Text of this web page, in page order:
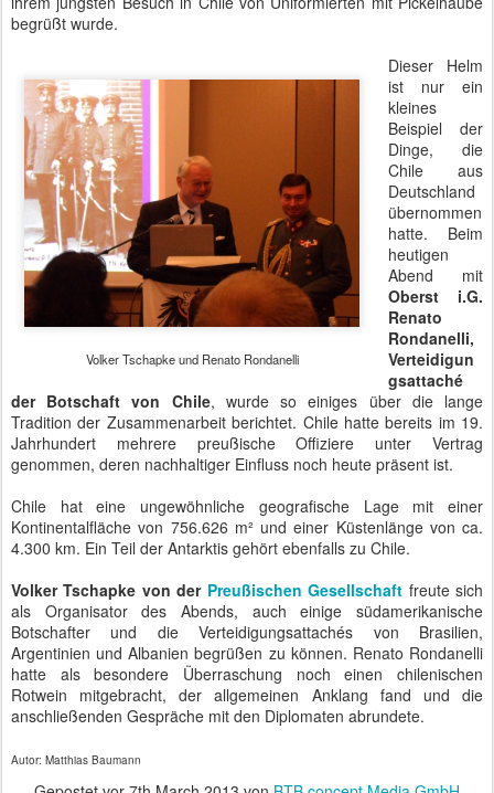
begrüßt wurde.
Volker Tschapke und Renato Rondanelli
Dieser Helm
ist nur ein
kleines
Beispiel der
Dinge, die
Chile aus
Deutschland
übernommen
hatte. Beim
heutigen
Abend mit
Oberst i.G.
Renato
Rondanelli,
Verteidigun
gsattaché
der Botschaft von Chile, wurde so einiges über die lange
Tradition der Zusammenarbeit berichtet. Chile hatte bereits im 19.
Jahrhundert mehrere preußische Offiziere unter Vertrag
genommen, deren nachhaltiger Einfluss noch heute präsent ist.
Chile hat eine ungewöhnliche geografische Lage mit einer
Kontinentalfläche von 756.626 m² und einer Küstenlänge von ca.
4.300 km. Ein Teil der Antarktis gehört ebenfalls zu Chile.
Volker Tschapke von der Preußischen Gesellschaft freute sich
als Organisator des Abends, auch einige südamerikanische
Botschafter und die Verteidigungsattachés von Brasilien,
Argentinien und Albanien begrüßen zu können. Renato Rondanelli
hatte als besondere Überraschung noch einen chilenischen
Rotwein mitgebracht, der allgemeinen Anklang fand und die
anschließenden Gespräche mit den Diplomaten abrundete.
Autor: Matthias Baumann